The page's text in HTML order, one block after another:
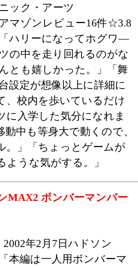
ック・アーツ
アマゾンレビュー16件☆3.8
「ハリーになってホグワ―
の中を走り回れるのがな
んとも嬉しかった。」「舞
台設定が想像以上に詳細に
、校内を歩いているだけ
に入学した気分になれま
中も等身大で動くので、
。」「ちょっとゲームが
ような気がする。」
MAX2 ボンバーマンバー
2002年2月7日ハドソン
「本編は一人用ボンバーマ